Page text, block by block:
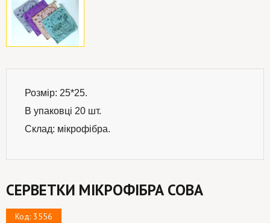
Розмір: 25*25.
В упаковці 20 шт.
Склад: мікрофібра.
СЕРВЕТКИ МІКРОФІБРА СОВА
Код: 3556